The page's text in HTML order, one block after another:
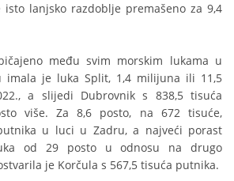
lanjsko razdoblje premašeno za 9,4
među svim morskim lukama u
imala je luka Split, 1,4 milijuna ili 11,5
a slijedi Dubrovnik s 838,5 tisuća
više. Za 8,6 posto, na 672 tisuće,
u luci u Zadru, a najveći porast
od 29 posto u odnosu na drugo
je Korčula s 567,5 tisuća putnika.